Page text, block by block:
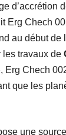
d’accrétion
Erg Chech
au début de
les travaux de
Erg Chech
que les
une